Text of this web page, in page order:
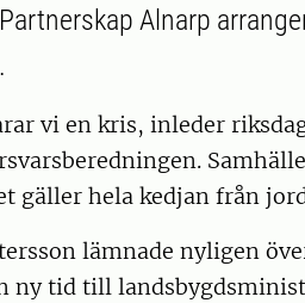
Alnarp
vi en kris, inleder
gäller hela kedjan från
lämnade nyligen
ny tid till